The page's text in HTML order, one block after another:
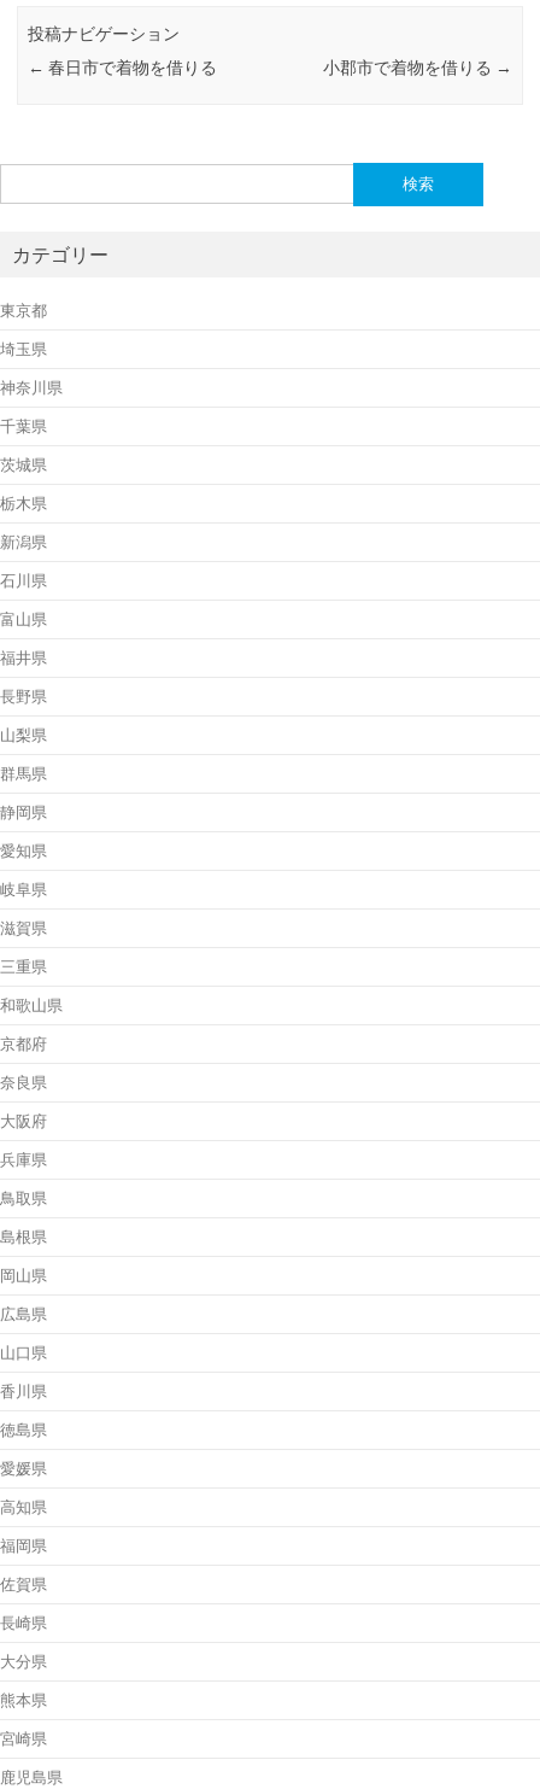
投稿ナビゲーション
← 春日市で着物を借りる 小郡市で着物を借りる →
索:
カテゴリー
東京都
埼玉県
神奈川県
千葉県
茨城県
栃木県
新潟県
石川県
富山県
福井県
長野県
山梨県
群馬県
静岡県
愛知県
岐阜県
滋賀県
三重県
和歌山県
京都府
奈良県
大阪府
兵庫県
鳥取県
島根県
岡山県
広島県
山口県
香川県
徳島県
愛媛県
高知県
福岡県
佐賀県
長崎県
大分県
熊本県
宮崎県
鹿児島県